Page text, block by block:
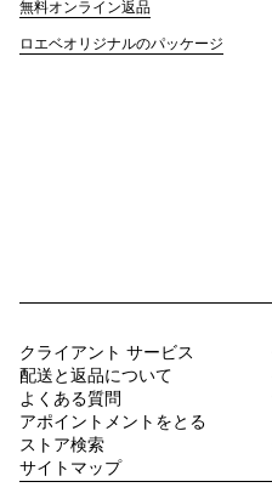
無料オンライン返品
ロエベオリジナルのパッケージ
クライアント サービス
配送と返品について
よくある質問
アポイントメントをとる
ストア検索
サイトマップ